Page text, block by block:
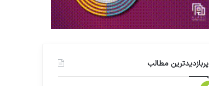
پربازدیدترین مطالب